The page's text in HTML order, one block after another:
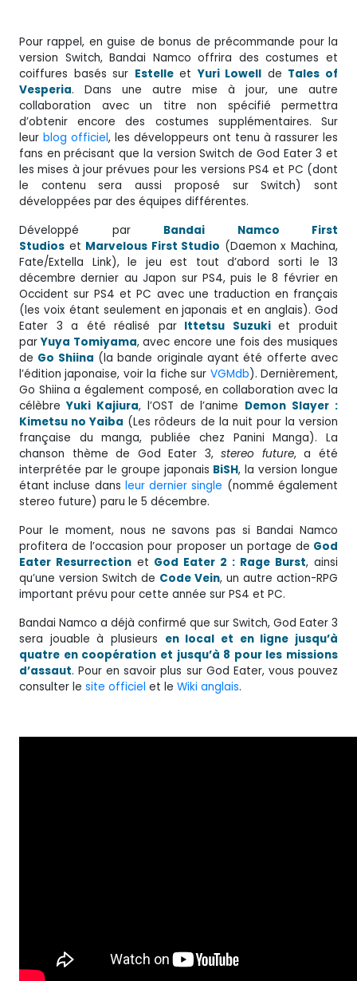
Pour rappel, en guise de bonus de précommande pour la
version Switch, Bandai Namco offrira des costumes et
coiffures basés sur Estelleet Yuri Lowell de Tales of
Vesperia. Dans une autre mise à jour, une autre
collaboration avec un titre non spécifié permettra
d’obtenir encore des costumes supplémentaires. Sur
leur blog officiel, les développeurs ont tenu à rassurer les
fans en précisant que la version Switch de God Eater 3 et
les mises à jour prévues pour les versions PS4 et PC (dont
le contenu sera aussi proposé sur Switch) sont
développées par des équipes différentes.
Développé par Bandai Namco First
Studios et Marvelous First Studio (Daemon x Machina,
Fate/Extella Link), le jeu est tout d’abord sorti le 13
décembre dernier au Japon sur PS4, puis le 8 février en
Occident sur PS4 et PC avec une traduction en français
(les voix étant seulement en japonais et en anglais). God
Eater 3 a été réalisé parIttetsu Suzukiet produit
par Yuya Tomiyama, avec encore une fois des musiques
de Go Shiina (la bande originale ayant été offerte avec
l’édition japonaise, voir la fiche sur VGMdb). Dernièrement,
Go Shiina a également composé, en collaboration avec la
célèbre Yuki Kajiura, l’OST de l’anime Demon Slayer :
Kimetsu no Yaiba (Les rôdeurs de la nuit pour la version
française du manga, publiée chez Panini Manga). La
chanson thème de God Eater 3,stereo future, a été
interprétée par le groupe japonais BiSH, la version longue
étant incluse dans leur dernier single (nommé également
stereo future) paru le 5 décembre.
Pour le moment, nous ne savons pas si Bandai Namco
profitera de l’occasion pour proposer un portage de God
Eater Resurrection et God Eater 2 : Rage Burst, ainsi
qu’une version Switch de Code Vein, un autre action-RPG
important prévu pour cette année sur PS4 et PC.
Bandai Namco a déjà confirmé que sur Switch, God Eater 3
sera jouable à plusieurs en local et en ligne jusqu’à
quatre en coopération et jusqu’à 8 pour les missions
d’assaut. Pour en savoir plus sur God Eater, vous pouvez
consulter le site officiel et le Wiki anglais.